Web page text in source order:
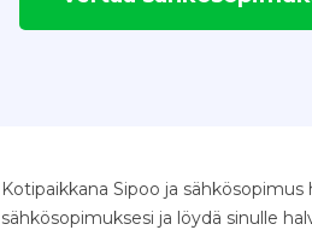
Kotipaikkana Sipoo ja
sähkösopimuksesi ja löydä sinulle